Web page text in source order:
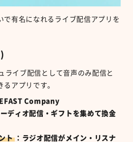
で有名になれるライブ配信アプリを
ライブ配信として音声のみ配信と
るアプリです。
Company
ディオ配信・ギフトを集めて換金
ト ：ラジオ配信がメイン・リスナ